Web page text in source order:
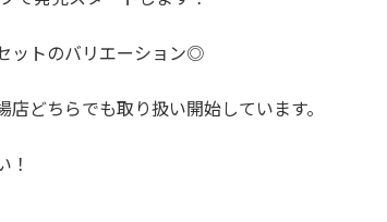
ットのバリエーション◎
どちらでも取り扱い開始しています。
！